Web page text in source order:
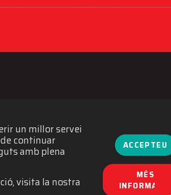
un millor servei
continuar
amb plena
visita la nostra
ACCEPTEU
MÉS
INFORMACIÓ